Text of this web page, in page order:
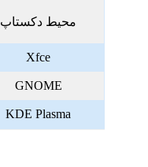
محیط دکستاپ
Xfce
GNOME
KDE Plasma